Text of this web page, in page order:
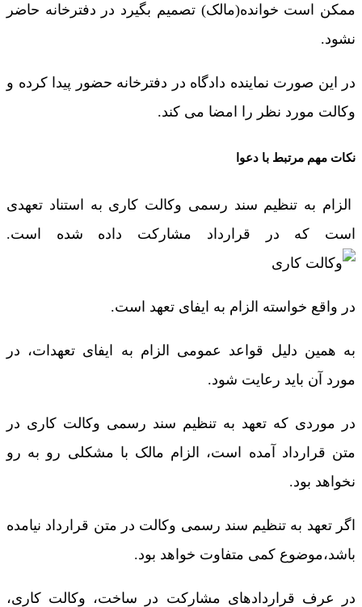
ممکن است خوانده(مالک) تصمیم بگیرد در دفترخانه حاضر
نشود.
در این صورت نماینده دادگاه در دفترخانه حضور پیدا کرده و
وکالت مورد نظر را امضا می کند.
نکات مهم مرتبط با دعوا
الزام به تنظیم سند رسمی وکالت کاری به استناد تعهدی
است که در قرارداد مشارکت داده شده است.
در واقع خواسته الزام به ایفای تعهد است.
به همین دلیل قواعد عمومی الزام به ایفای تعهدات، در
مورد آن باید رعایت شود.
در موردی که تعهد به تنظیم سند رسمی وکالت کاری در
متن قرارداد آمده است، الزام مالک با مشکلی رو به رو
نخواهد بود.
اگر تعهد به تنظیم سند رسمی وکالت در متن قرارداد نیامده
باشد،موضوع کمی متفاوت خواهد بود.
در عرف قراردادهای مشارکت در ساخت، وکالت کاری،